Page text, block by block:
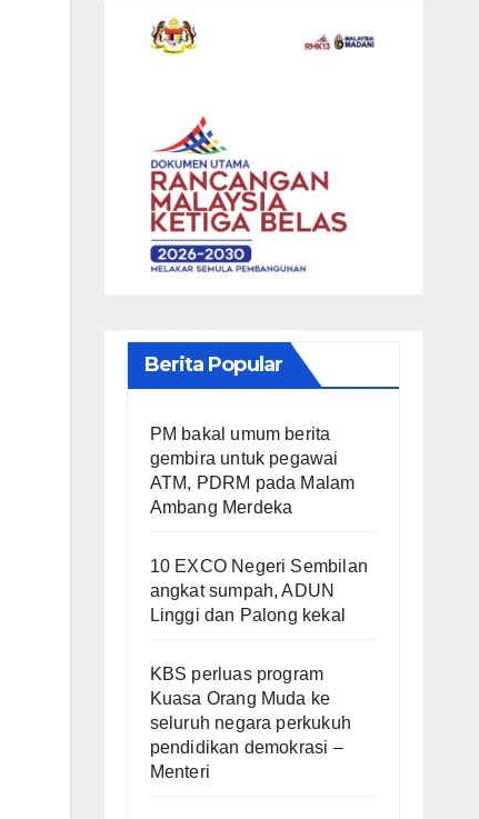
Berita Popular
PM bakal umum berita
gembira untuk pegawai
ATM, PDRM pada Malam
Ambang Merdeka
10 EXCO Negeri Sembilan
angkat sumpah, ADUN
Linggi dan Palong kekal
KBS perluas program
Kuasa Orang Muda ke
seluruh negara perkukuh
pendidikan demokrasi –
Menteri